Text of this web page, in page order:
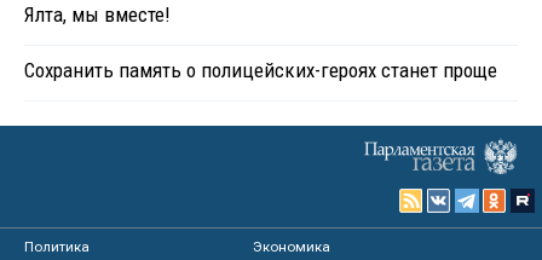
Ялта, мы вместе!
Сохранить память о полицейских-героях станет проще
Политика
Экономика